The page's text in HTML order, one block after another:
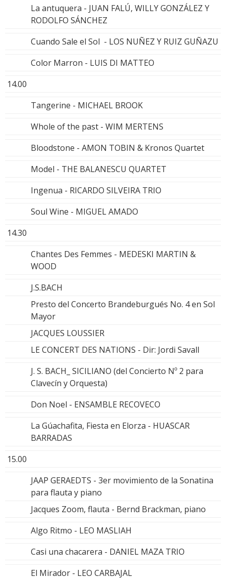
La antuquera - JUAN FALÚ, WILLY GONZÁLEZ Y
RODOLFO SÁNCHEZ
Cuando Sale el Sol - LOS NUÑEZ Y RUIZ GUÑAZU
Color Marron - LUIS DI MATTEO
14.00
Tangerine - MICHAEL BROOK
Whole of the past - WIM MERTENS
Bloodstone - AMON TOBIN & Kronos Quartet
Model - THE BALANESCU QUARTET
Ingenua - RICARDO SILVEIRA TRIO
Soul Wine - MIGUEL AMADO
14.30
Chantes Des Femmes - MEDESKI MARTIN &
WOOD
J.S.BACH
Presto del Concerto Brandeburgués No. 4 en Sol
Mayor
JACQUES LOUSSIER
LE CONCERT DES NATIONS - Dir: Jordi Savall
J. S. BACH_ SICILIANO (del Concierto Nº 2 para
Clavecín y Orquesta)
Don Noel - ENSAMBLE RECOVECO
La Gúachafita, Fiesta en Elorza - HUASCAR
BARRADAS
15.00
JAAP GERAEDTS - 3er movimiento de la Sonatina
para flauta y piano
Jacques Zoom, flauta - Bernd Brackman, piano
Algo Ritmo - LEO MASLIAH
Casi una chacarera - DANIEL MAZA TRIO
El Mirador - LEO CARBAJAL